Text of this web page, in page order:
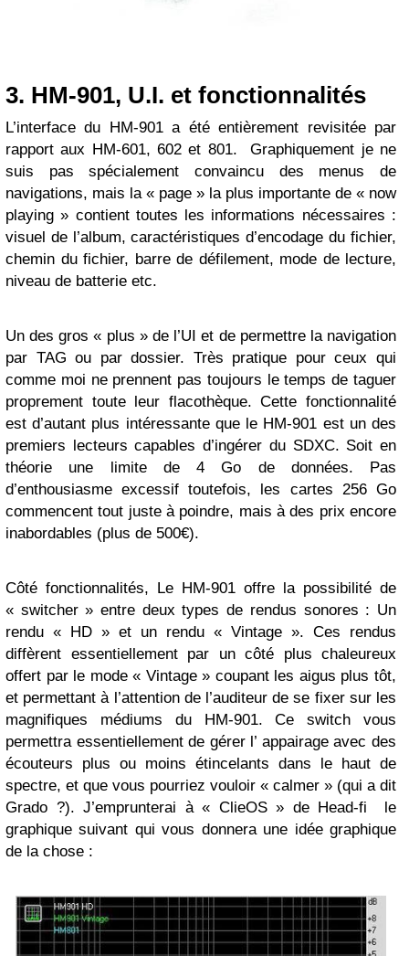
3. HM-901, U.I. et fonctionnalités
L’interface du HM-901 a été entièrement revisitée par
rapport aux HM-601, 602 et 801. Graphiquement je ne
suis pas spécialement convaincu des menus de
navigations, mais la « page » la plus importante de « now
playing » contient toutes les informations nécessaires :
visuel de l’album, caractéristiques d’encodage du fichier,
chemin du fichier, barre de défilement, mode de lecture,
niveau de batterie etc.
Un des gros « plus » de l’UI et de permettre la navigation
par TAG ou par dossier. Très pratique pour ceux qui
comme moi ne prennent pas toujours le temps de taguer
proprement toute leur flacothèque. Cette fonctionnalité
est d’autant plus intéressante que le HM-901 est un des
premiers lecteurs capables d’ingérer du SDXC. Soit en
théorie une limite de 4 Go de données. Pas
d’enthousiasme excessif toutefois, les cartes 256 Go
commencent tout juste à poindre, mais à des prix encore
inabordables (plus de 500€).
Côté fonctionnalités, Le HM-901 offre la possibilité de
« switcher » entre deux types de rendus sonores : Un
rendu « HD » et un rendu « Vintage ». Ces rendus
diffèrent essentiellement par un côté plus chaleureux
offert par le mode « Vintage » coupant les aigus plus tôt,
et permettant à l’attention de l’auditeur de se fixer sur les
magnifiques médiums du HM-901. Ce switch vous
permettra essentiellement de gérer l’ appairage avec des
écouteurs plus ou moins étincelants dans le haut de
spectre, et que vous pourriez vouloir « calmer » (qui a dit
Grado ?). J’emprunterai à « ClieOS » de Head-fi le
graphique suivant qui vous donnera une idée graphique
de la chose :